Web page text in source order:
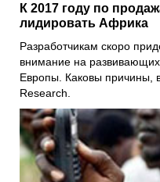
К 2017 году по
лидировать Африка
Разработчикам скоро
внимание на
Европы. Каковы причины,
Research.